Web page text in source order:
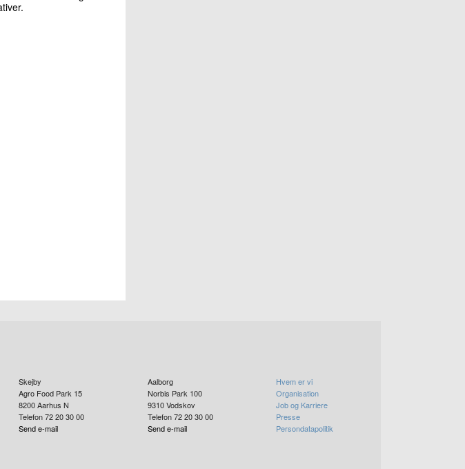
Skejby
Agro Food Park 15
8200Aarhus N
Telefon 72 20 30 00
Send e-mail
Aalborg
Norbis Park 100
9310 Vodskov
Telefon 72 20 30 00
Send e-mail
Hvem er vi
Organisation
Job og Karriere
Presse
Persondatapolitik